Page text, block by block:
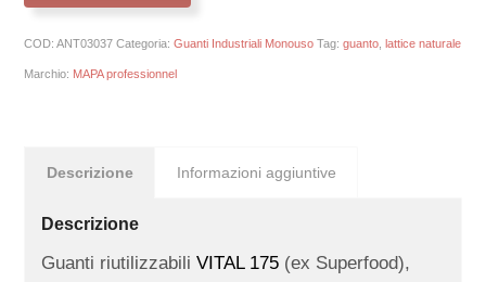
COD:ANT03037 Categoria:Guanti Industriali Monouso Tag:guanto ,lattice naturale
Marchio: MAPA professionnel
Descrizione Informazioni aggiuntive
Descrizione
Guanti riutilizzabiliVITAL 175 (ex Superfood),